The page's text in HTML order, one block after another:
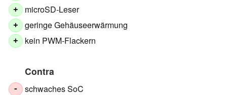
+ microSD-Leser
+ geringe Gehäuseerwärmung
+ kein PWM-Flackern
Contra
- schwaches SoC